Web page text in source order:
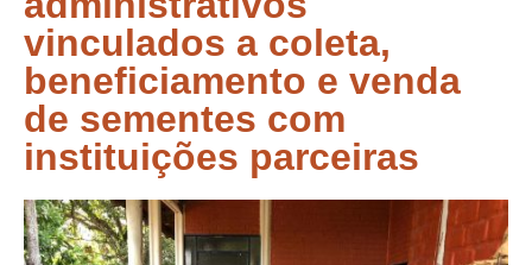
vinculados a coleta,
beneficiamento e venda
de sementes com
instituições parceiras